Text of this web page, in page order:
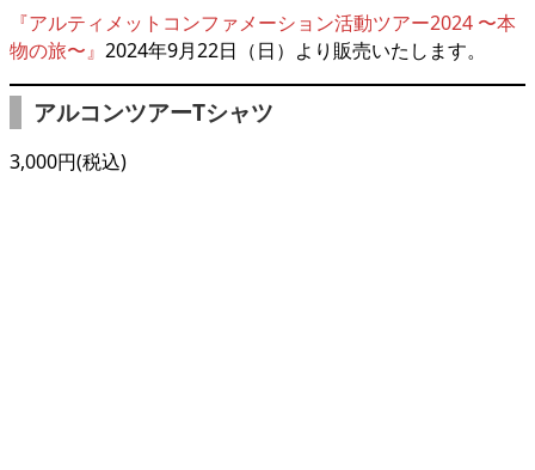
『アルティメットコンファメーション活動ツアー2024 〜本
物の旅〜』 2024年9月22日（日）より販売いたします。
アルコンツアーTシャツ
3,000円(税込)